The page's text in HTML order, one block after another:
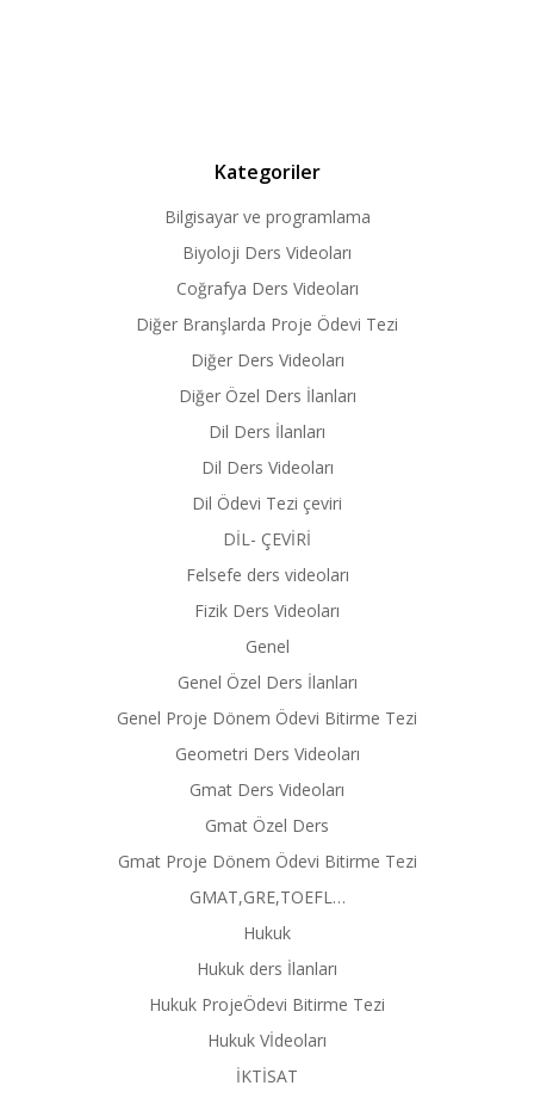
Kategoriler
Bilgisayar ve programlama
Biyoloji Ders Videoları
Coğrafya Ders Videoları
Diğer Branşlarda Proje Ödevi Tezi
Diğer Ders Videoları
Diğer Özel Ders İlanları
Dil Ders İlanları
Dil Ders Videoları
Dil Ödevi Tezi çeviri
DİL- ÇEVİRİ
Felsefe ders videoları
Fizik Ders Videoları
Genel
Genel Özel Ders İlanları
Genel Proje Dönem Ödevi Bitirme Tezi
Geometri Ders Videoları
Gmat Ders Videoları
Gmat Özel Ders
Gmat Proje Dönem Ödevi Bitirme Tezi
GMAT,GRE,TOEFL…
Hukuk
Hukuk ders İlanları
Hukuk ProjeÖdevi Bitirme Tezi
Hukuk Vİdeoları
İKTİSAT